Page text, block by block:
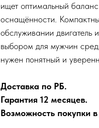
ищет оптимальный
оснащённости.
обслуживании двигатель
выбором для мужчин
нужен понятный и
Доставка по РБ.
Гарантия 12 месяцев.
Возможность покупки в